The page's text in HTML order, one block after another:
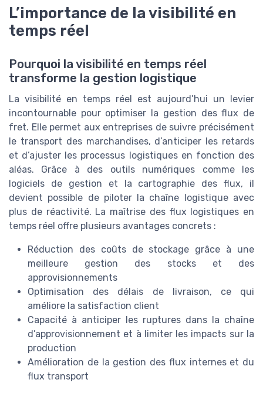
L’importance de la visibilité en
temps réel
Pourquoi la visibilité en temps réel
transforme la gestion logistique
La visibilité en temps réel est aujourd’hui un levier
incontournable pour optimiser la gestion des flux de
fret. Elle permet aux entreprises de suivre précisément
le transport des marchandises, d’anticiper les retards
et d’ajuster les processus logistiques en fonction des
aléas. Grâce à des outils numériques comme les
logiciels de gestion et la cartographie des flux, il
devient possible de piloter la chaîne logistique avec
plus de réactivité. La maîtrise des flux logistiques en
temps réel offre plusieurs avantages concrets :
Réduction des coûts de stockage grâce à une
meilleure gestion des stocks et des
approvisionnements
Optimisation des délais de livraison, ce qui
améliore la satisfaction client
Capacité à anticiper les ruptures dans la chaîne
d’approvisionnement et à limiter les impacts sur la
production
Amélioration de la gestion des flux internes et du
flux transport